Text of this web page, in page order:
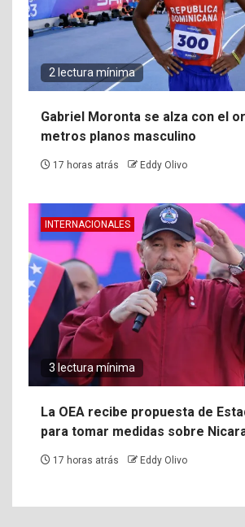
2 lectura mínima
Gabriel Moronta se alza con el
metros planos masculino
17 horas atrás Eddy Olivo
INTERNACIONALES
3 lectura mínima
La OEA recibe propuesta de
para tomar medidas sobre
17 horas atrás Eddy Olivo